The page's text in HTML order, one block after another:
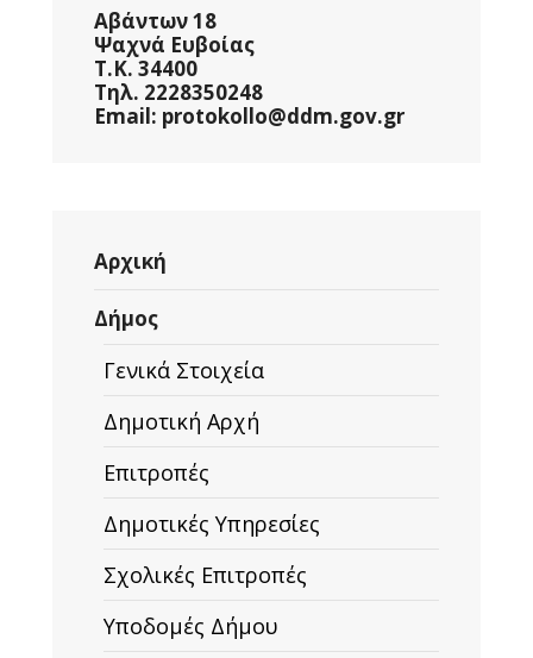
Αβάντων 18
Ψαχνά Ευβοίας
Τ.Κ. 34400
Τηλ. 2228350248
Email: protokollo@ddm.gov.gr
Αρχική
Δήμος
Γενικά Στοιχεία
Δημοτική Αρχή
Επιτροπές
Δημοτικές Υπηρεσίες
Σχολικές Επιτροπές
Υποδομές Δήμου